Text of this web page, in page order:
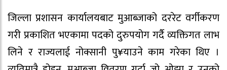
जिल्ला प्रशासन कार्यालयबाट मुआब्जाको दररेट वर्गीकरण
गरी प्रकाशित भएकामा पदको दुरुपयोग गर्दै व्यक्तिगत लाभ
लिने र राज्यलाई नोक्सानी पु¥याउने काम गरेका थिए ।